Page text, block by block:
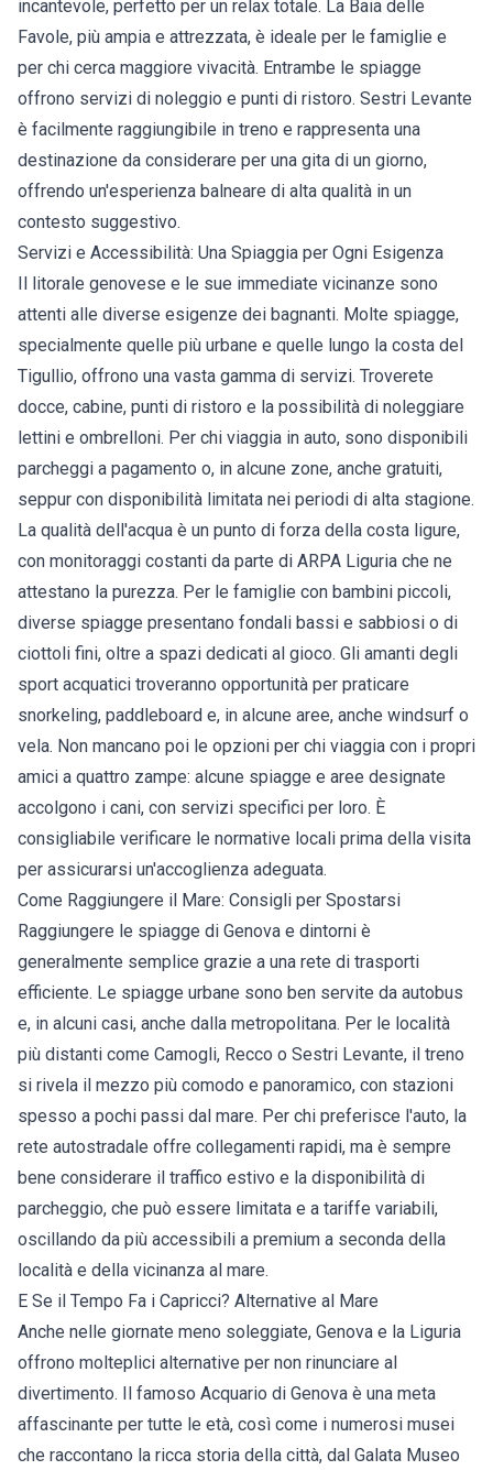
incantevole, perfetto per un relax totale. La Baia delle
Favole, più ampia e attrezzata, è ideale per le famiglie e
per chi cerca maggiore vivacità. Entrambe le spiagge
offrono servizi di noleggio e punti di ristoro. Sestri Levante
è facilmente raggiungibile in treno e rappresenta una
destinazione da considerare per una gita di un giorno,
offrendo un'esperienza balneare di alta qualità in un
contesto suggestivo.
Servizi e Accessibilità: Una Spiaggia per Ogni Esigenza
Il litorale genovese e le sue immediate vicinanze sono
attenti alle diverse esigenze dei bagnanti. Molte spiagge,
specialmente quelle più urbane e quelle lungo la costa del
Tigullio, offrono una vasta gamma di servizi. Troverete
docce, cabine, punti di ristoro e la possibilità di noleggiare
lettini e ombrelloni. Per chi viaggia in auto, sono disponibili
parcheggi a pagamento o, in alcune zone, anche gratuiti,
seppur con disponibilità limitata nei periodi di alta stagione.
La qualità dell'acqua è un punto di forza della costa ligure,
con monitoraggi costanti da parte di ARPA Liguria che ne
attestano la purezza. Per le famiglie con bambini piccoli,
diverse spiagge presentano fondali bassi e sabbiosi o di
ciottoli fini, oltre a spazi dedicati al gioco. Gli amanti degli
sport acquatici troveranno opportunità per praticare
snorkeling, paddleboard e, in alcune aree, anche windsurf o
vela. Non mancano poi le opzioni per chi viaggia con i propri
amici a quattro zampe: alcune spiagge e aree designate
accolgono i cani, con servizi specifici per loro. È
consigliabile verificare le normative locali prima della visita
per assicurarsi un'accoglienza adeguata.
Come Raggiungere il Mare: Consigli per Spostarsi
Raggiungere le spiagge di Genova e dintorni è
generalmente semplice grazie a una rete di trasporti
efficiente. Le spiagge urbane sono ben servite da autobus
e, in alcuni casi, anche dalla metropolitana. Per le località
più distanti come Camogli, Recco o Sestri Levante, il treno
si rivela il mezzo più comodo e panoramico, con stazioni
spesso a pochi passi dal mare. Per chi preferisce l'auto, la
rete autostradale offre collegamenti rapidi, ma è sempre
bene considerare il traffico estivo e la disponibilità di
parcheggio, che può essere limitata e a tariffe variabili,
oscillando da più accessibili a premium a seconda della
località e della vicinanza al mare.
E Se il Tempo Fa i Capricci? Alternative al Mare
Anche nelle giornate meno soleggiate, Genova e la Liguria
offrono molteplici alternative per non rinunciare al
divertimento. Il famoso Acquario di Genova è una meta
affascinante per tutte le età, così come i numerosi musei
che raccontano la ricca storia della città, dal Galata Museo